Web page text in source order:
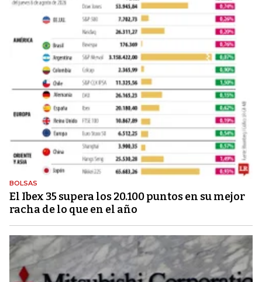
BOLSAS
El Ibex 35 supera los 20.100 puntos en su mejor
racha de lo que en el año